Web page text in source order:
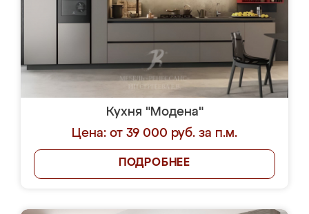
Кухня "Модена"
Цена: от 39 000 руб. за п.м.
ПОДРОБНЕЕ